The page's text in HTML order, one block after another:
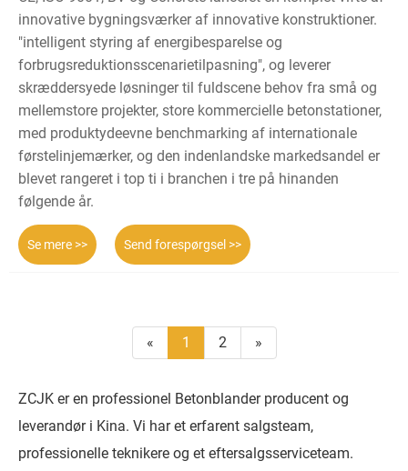
innovative bygningsværker af innovative konstruktioner.
"intelligent styring af energibesparelse og
forbrugsreduktionsscenarietilpasning", og leverer
skræddersyede løsninger til fuldscene behov fra små og
mellemstore projekter, store kommercielle betonstationer,
med produktydeevne benchmarking af internationale
førstelinjemærker, og den indenlandske markedsandel er
blevet rangeret i top ti i branchen i tre på hinanden
følgende år.
Se mere >> Send forespørgsel >>
« 1 2 »
ZCJK er en professionel Betonblander producent og
leverandør i Kina. Vi har et erfarent salgsteam,
professionelle teknikere og et eftersalgsserviceteam.